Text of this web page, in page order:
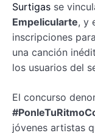
Surtigas se
Empelicularte, y
inscripciones
una canción
los usuarios del
El concurso
jóvenes artistas